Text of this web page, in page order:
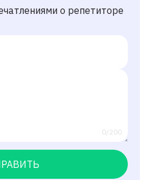
о репетиторе
0/200